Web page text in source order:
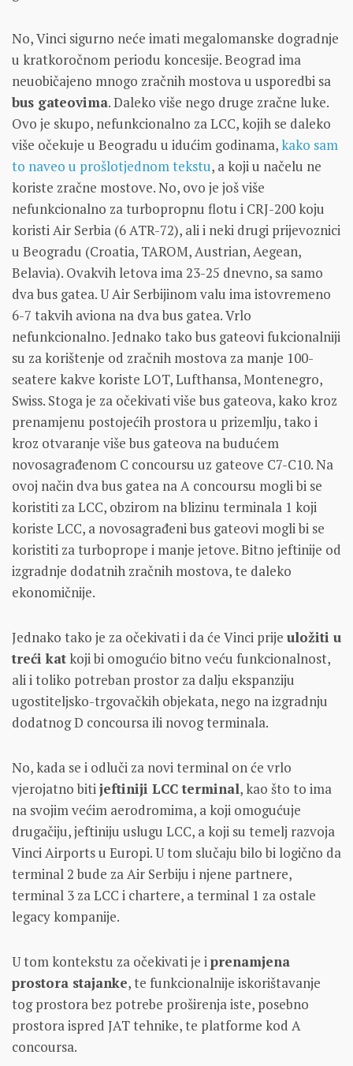
No, Vinci sigurno neće imati megalomanske dogradnje
u kratkoročnom periodu koncesije. Beograd ima
neuobičajeno mnogo zračnih mostova u usporedbi sa
bus gateovima. Daleko više nego druge zračne luke.
Ovo je skupo, nefunkcionalno za LCC, kojih se daleko
više očekuje u Beogradu u idućim godinama,kako sam
to naveo u prošlotjednom tekstu, a koji u načelu ne
koriste zračne mostove. No, ovo je još više
nefunkcionalno za turbopropnu flotu i CRJ-200 koju
koristi Air Serbia (6 ATR-72), ali i neki drugi prijevoznici
u Beogradu (Croatia, TAROM, Austrian, Aegean,
Belavia). Ovakvih letova ima 23-25 dnevno, sa samo
dva bus gatea. U Air Serbijinom valu ima istovremeno
6-7 takvih aviona na dva bus gatea. Vrlo
nefunkcionalno. Jednako tako bus gateovi fukcionalniji
su za korištenje od zračnih mostova za manje 100-
seatere kakve koriste LOT, Lufthansa, Montenegro,
Swiss. Stoga je za očekivati više bus gateova, kako kroz
prenamjenu postojećih prostora u prizemlju, tako i
kroz otvaranje više bus gateova na budućem
novosagrađenom C concoursu uz gateove C7-C10. Na
ovoj način dva bus gatea na A concoursu mogli bi se
koristiti za LCC, obzirom na blizinu terminala 1 koji
koriste LCC, a novosagrađeni bus gateovi mogli bi se
koristiti za turboprope i manje jetove. Bitno jeftinije od
izgradnje dodatnih zračnih mostova, te daleko
ekonomičnije.
Jednako tako je za očekivati i da će Vinci prije uložiti u
treći katkoji bi omogućio bitno veću funkcionalnost,
ali i toliko potreban prostor za dalju ekspanziju
ugostiteljsko-trgovačkih objekata, nego na izgradnju
dodatnog D concoursa ili novog terminala.
No, kada se i odluči za novi terminal on će vrlo
vjerojatno bitijeftiniji LCC terminal, kao što to ima
na svojim većim aerodromima, a koji omogućuje
drugačiju, jeftiniju uslugu LCC, a koji su temelj razvoja
Vinci Airports u Europi. U tom slučaju bilo bi logično da
terminal 2 bude za Air Serbiju i njene partnere,
terminal 3 za LCC i chartere, a terminal 1 za ostale
legacy kompanije.
U tom kontekstu za očekivati je iprenamjena
prostora stajanke, te funkcionalnije iskorištavanje
tog prostora bez potrebe proširenja iste, posebno
prostora ispred JAT tehnike, te platforme kod A
concoursa.